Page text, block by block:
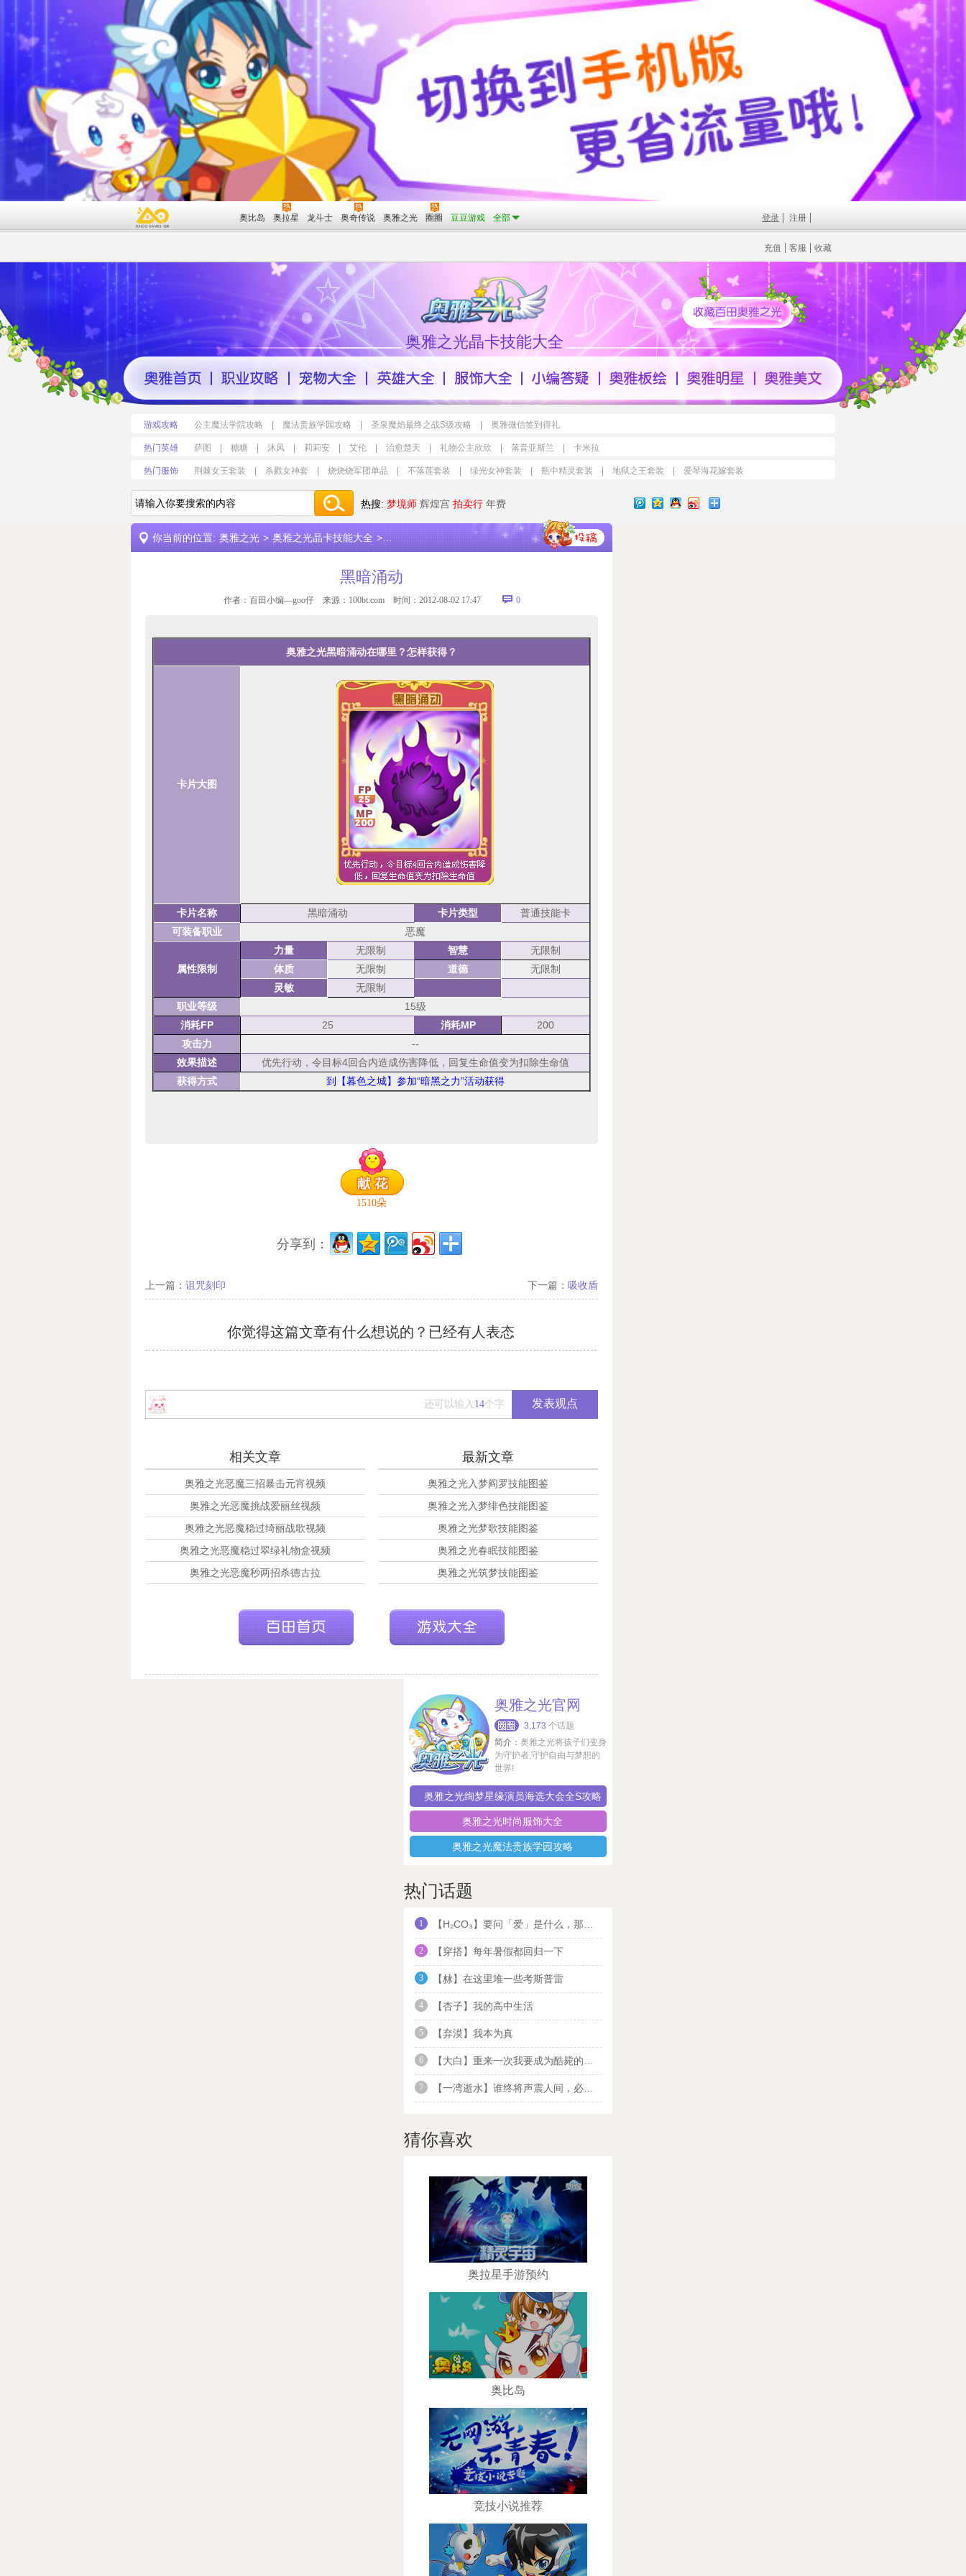
奥比岛 奥拉星 龙斗士 奥奇传说 奥雅之光 圈圈 豆豆游戏 全部 登录 注册
充值 客服 收藏
奥雅之光晶卡技能大全
游戏攻略 公主魔法学院攻略 魔法贵族学园攻略 圣泉魔焰最终之战S级攻略 奥雅微信签到得礼
热门英雄 萨图 糖糖 沐风 莉莉安 艾伦 治愈楚天 礼物公主欣欣 落音亚斯兰 卡米拉
热门服饰 荆棘女王套装 杀戮女神套 烧烧烧军团单品 不落莲套装 绿光女神套装 瓶中精灵套装 地狱之王套装 爱琴海花嫁套装
热搜: 梦境师 辉煌宫 拍卖行 年费
你当前的位置: 奥雅之光 > 奥雅之光晶卡技能大全 >
黑暗涌动
作者：百田小编—goo仔 来源： 100bt.com时间：2012-08-02 17:47 0
奥雅之光黑暗涌动在哪里？怎样获得？
卡片大图
卡片名称 黑暗涌动 卡片类型
普通技能卡
可装备职业
恶魔
属性限制
力量 无限制 智慧
无限制
体质
无限制 道德
无限制
灵敏
无限制
职业等级
15级
消耗FP
25 消耗MP
200
攻击力
--
效果描述
优先行动，令目标4回合内造成伤害降低，回复生命值变为扣除生命值
获得方式
到【暮色之城】参加“暗黑之力”活动获得
1510朵
分享到：
上一篇： 诅咒刻印 下一篇： 吸收盾
你觉得这篇文章有什么想说的？已经有人表态
还可以输入 14个字 发表观点
相关文章
奥雅之光恶魔三招暴击元宵视频
奥雅之光恶魔挑战爱丽丝视频
奥雅之光恶魔稳过绮丽战歌视频
奥雅之光恶魔稳过翠绿礼物盒视频
奥雅之光恶魔秒两招杀德古拉
最新文章
奥雅之光入梦阎罗技能图鉴
奥雅之光入梦绯色技能图鉴
奥雅之光梦歌技能图鉴
奥雅之光春眠技能图鉴
奥雅之光筑梦技能图鉴
奥雅之光官网
3,173 个话题
简介： 奥雅之光将孩子们变身
为守护者,守护自由与梦想的
世界!
奥雅之光绚梦星缘演员海选大会全S攻略
奥雅之光时尚服饰大全
奥雅之光魔法贵族学园攻略
热门话题
1
2 【穿搭】每年暑假都回归一下
3 【沝】在这里堆一些考斯普雷
4 【杏子】我的高中生活
5 【弃漠】我本为真
6
7
猜你喜欢
奥拉星手游预约
奥比岛
竞技小说推荐